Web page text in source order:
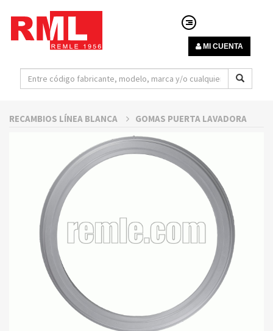
MI CUENTA
RECAMBIOS LÍNEA BLANCA GOMAS PUERTA LAVADORA